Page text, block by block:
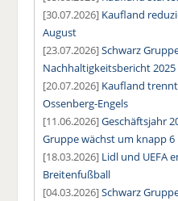
[30.07.2026] Kaufland
August
[23.07.2026]Schwarz
Nachhaltigkeitsbericht 2025
[20.07.2026] Kaufland
Ossenberg-Engels
[11.06.2026]Geschäftsjahr
Gruppe wächst um knapp 6
[18.03.2026] Lidl und UEFA
Breitenfußball
[04.03.2026]Schwarz